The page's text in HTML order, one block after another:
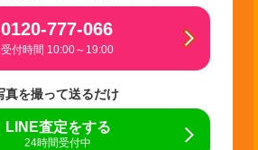
0120-777-066
受付時間 10:00～19:00
真を撮って送るだけ
LINE査定をする
24時間受付中